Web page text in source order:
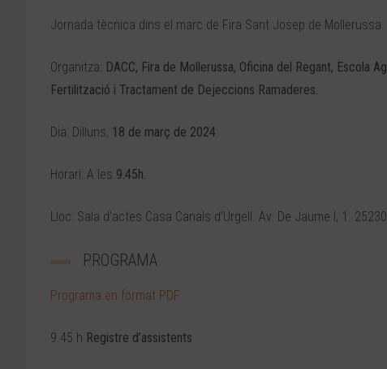
Jornada tècnica dins el marc de Fira Sant Josep de Mollerussa
Organitza: DACC, Fira de Mollerussa, Oficina del Regant, Escola
Fertilització i Tractament de Dejeccions Ramaderes.
Dia: Dilluns, 18 de març de 2024
Horari: A les 9.45h.
Lloc: Sala d’actes Casa Canals d’Urgell. Av. De Jaume I, 1. 25230
PROGRAMA
Programa en format PDF
9.45 h Registre d’assistents